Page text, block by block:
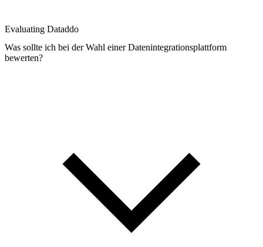
Evaluating Dataddo
Was sollte ich bei der Wahl einer Datenintegrationsplattform
bewerten?